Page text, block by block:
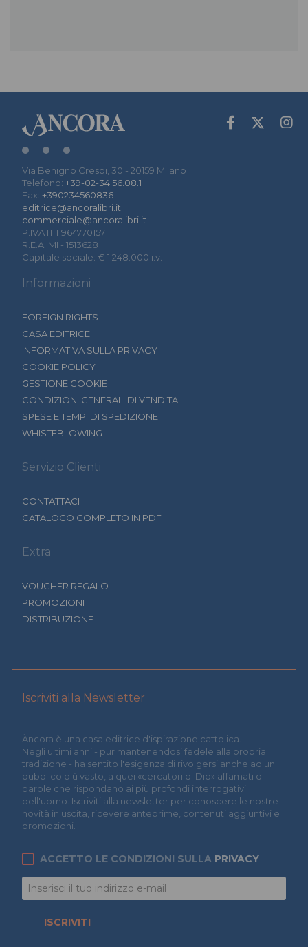
Via Benigno Crespi, 30 - 20159 Milano
Telefono: +39-02-34.56.08.1
Fax: +390234560836
editrice@ancoralibri.it
commerciale@ancoralibri.it
P.IVA IT 11964770157
R.E.A. MI - 1513628
Capitale sociale: € 1.248.000 i.v.
Informazioni
FOREIGN RIGHTS
CASA EDITRICE
INFORMATIVA SULLA PRIVACY
COOKIE POLICY
GESTIONE COOKIE
CONDIZIONI GENERALI DI VENDITA
SPESE E TEMPI DI SPEDIZIONE
WHISTEBLOWING
Servizio Clienti
CONTATTACI
CATALOGO COMPLETO IN PDF
Extra
VOUCHER REGALO
PROMOZIONI
DISTRIBUZIONE
Iscriviti alla Newsletter
Àncora è una casa editrice d'ispirazione cattolica.
Negli ultimi anni - pur mantenendosi fedele alla propria
tradizione - ha sentito l'esigenza di rivolgersi anche ad un
pubblico più vasto, a quei «cercatori di Dio» affamati di
parole che rispondano ai più profondi interrogativi
dell'uomo. Iscriviti alla newsletter per conoscere le nostre
novità in uscita, ricevere anteprime, contenuti aggiuntivi e
promozioni.
ACCETTO LE CONDIZIONI SULLA PRIVACY
ISCRIVITI